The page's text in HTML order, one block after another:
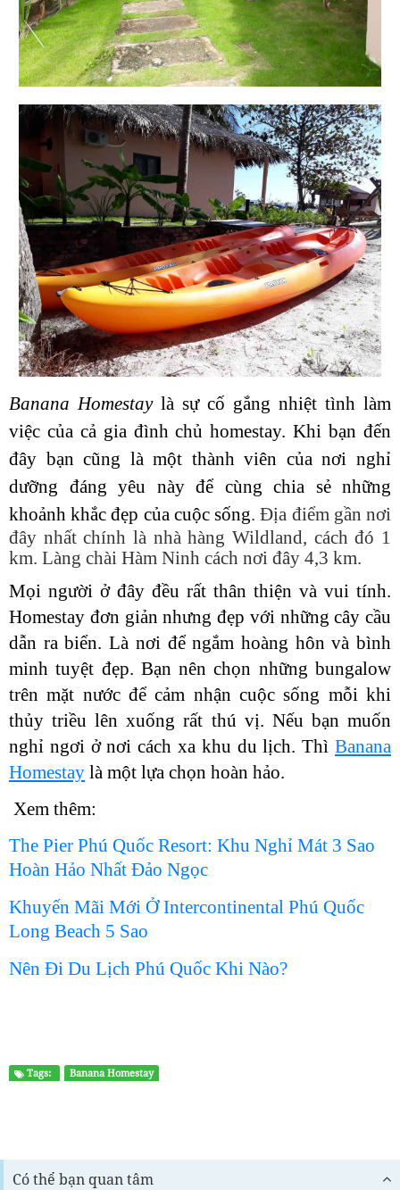
Banana Homestaylà sự cố gắng nhiệt tình làm
việc của cả gia đình chủ homestay. Khi bạn đến
đây bạn cũng là một thành viên của nơi nghỉ
dưỡng đáng yêu này để cùng chia sẻ những
khoảnh khắc đẹp của cuộc sống. Địa điểm gần nơi
đây nhất chính là nhà hàng Wildland, cách đó 1
km. Làng chài Hàm Ninh cách nơi đây 4,3 km.
Mọi người ở đây đều rất thân thiện và vui tính.
Homestay đơn giản nhưng đẹp với những cây cầu
dẫn ra biển. Là nơi để ngắm hoàng hôn và bình
minh tuyệt đẹp. Bạn nên chọn những bungalow
trên mặt nước để cảm nhận cuộc sống mỗi khi
thủy triều lên xuống rất thú vị. Nếu bạn muốn
nghỉ ngơi ở nơi cách xa khu du lịch. Thì Banana
Homestay là một lựa chọn hoàn hảo.
Xem thêm:
The Pier Phú Quốc Resort: Khu Nghỉ Mát 3 Sao
Hoàn Hảo Nhất Đảo Ngọc
Khuyến Mãi Mới Ở Intercontinental Phú Quốc
Long Beach 5 Sao
Nên Đi Du Lịch Phú Quốc Khi Nào?
Tags: Banana Homestay
Có thể bạn quan tâm